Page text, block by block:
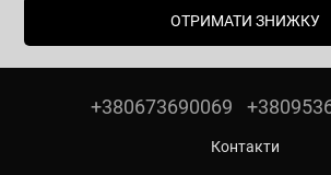
ОТРИМАТИ ЗНИЖКУ
+380673690069
Контакти